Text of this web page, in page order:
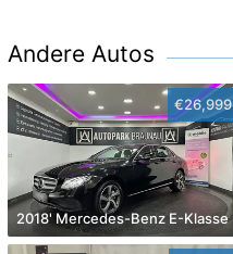
Andere Autos
€26,999
2018' Mercedes-Benz E-Klasse